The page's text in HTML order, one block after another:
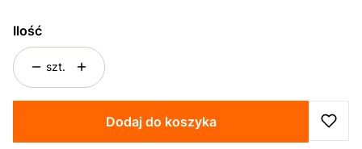
Ilość
szt.
Dodaj do koszyka